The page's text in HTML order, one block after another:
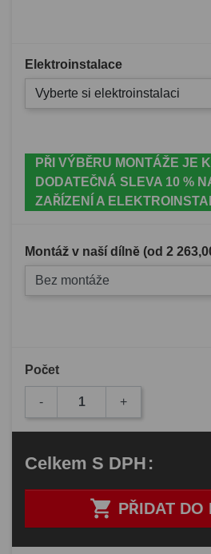
Elektroinstalace
Vyberte si elektroinstalaci
PŘI VÝBĚRU MONTÁŽE JE
DODATEČNÁ SLEVA 10 %
ZAŘÍZENÍ A
Montáž v naší dílně (od 2
Bez montáže
Počet
- +
 PŘIDAT DO
Celkem S DPH: